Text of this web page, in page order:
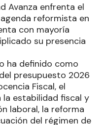
Avanza enfrenta el
reformista en
con mayoría
su presencia
ha definido como
presupuesto 2026
Fiscal, el
estabilidad fiscal y
laboral, la reforma
del régimen de